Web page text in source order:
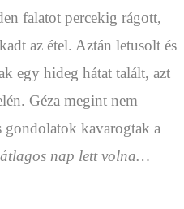
falatot percekig rágott,
az étel. Aztán letusolt és
egy hideg hátat talált, azt
Géza megint nem
gondolatok kavarogtak a
átlagos nap lett volna…